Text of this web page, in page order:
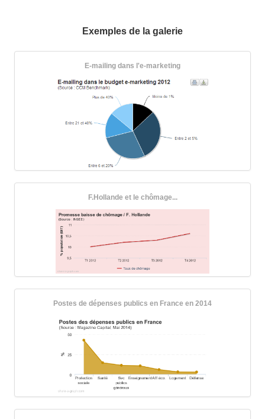
Exemples de la galerie
E-mailing dans l'e-marketing
F.Hollande et le chômage...
Postes de dépenses publics en France en 2014